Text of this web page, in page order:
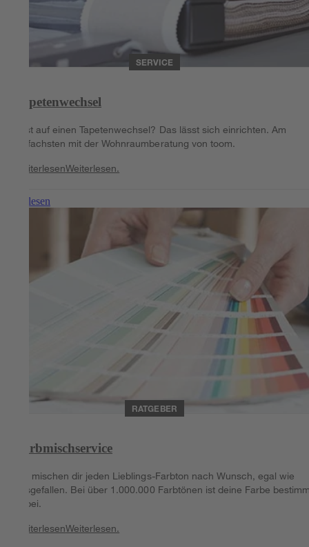
SERVICE
Tapetenwechsel
Lust auf einen Tapetenwechsel? Das lässt sich einrichten. Am
einfachsten mit der Wohnraumberatung von toom.
WeiterlesenWeiterlesen.
Weiterlesen
RATGEBER
Farbmischservice
Wir mischen dir jeden Lieblings-Farbton nach Wunsch, egal wie
ausgefallen. Bei über 1.000.000 Farbtönen ist deine Farbe
dabei.
WeiterlesenWeiterlesen.